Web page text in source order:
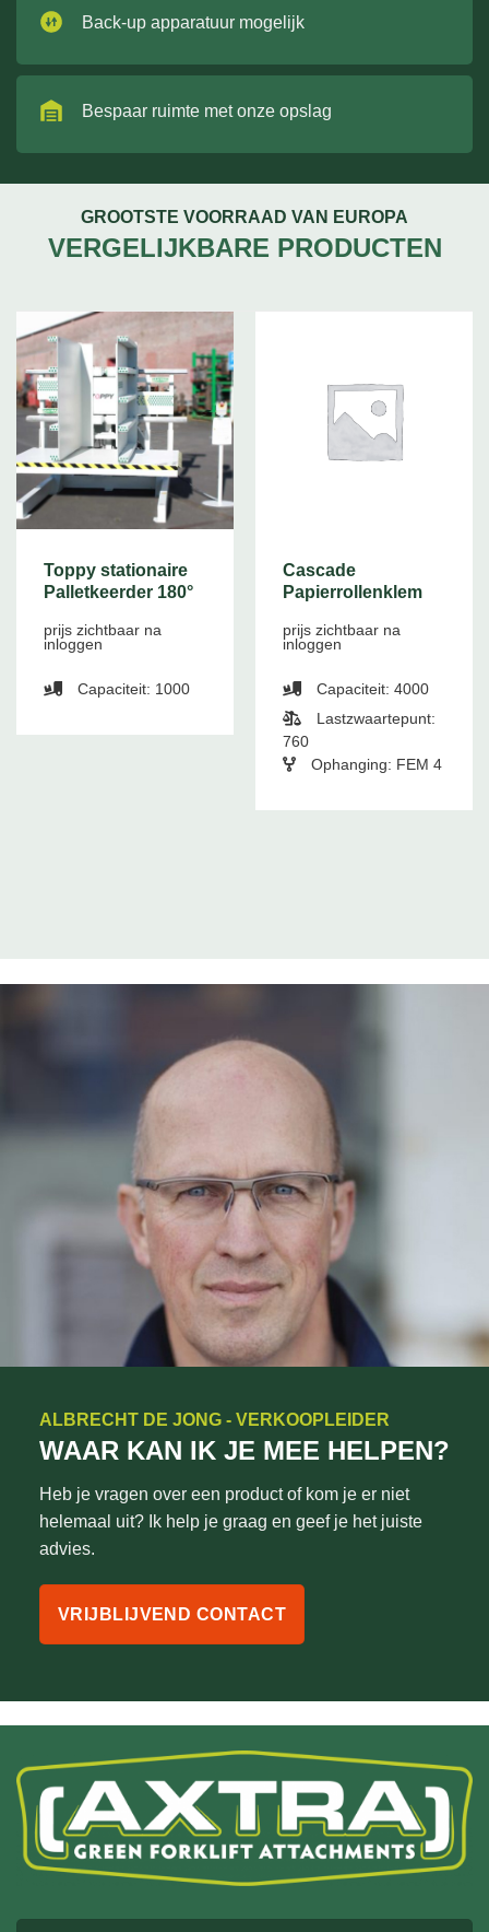
Back-up apparatuur mogelijk
Bespaar ruimte met onze opslag
GROOTSTE VOORRAAD VAN EUROPA
VERGELIJKBARE PRODUCTEN
Toppy stationaire
Palletkeerder 180°
prijs zichtbaar na
inloggen
Capaciteit: 1000
Cascade
Papierrollenklem
prijs zichtbaar na
inloggen
Capaciteit: 4000
Lastzwaartepunt:
760
Ophanging: FEM 4
ALBRECHT DE JONG - VERKOOPLEIDER
WAAR KAN IK JE MEE HELPEN?
Heb je vragen over een product of kom je er niet
helemaal uit? Ik help je graag en geef je het juiste
advies.
VRIJBLIJVEND CONTACT